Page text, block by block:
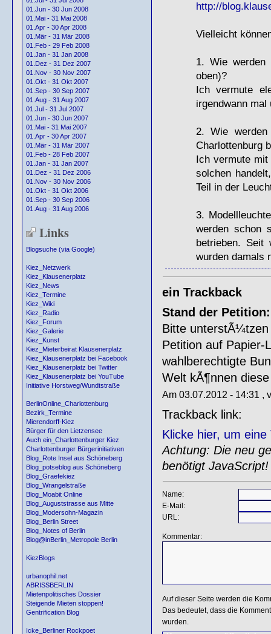
01.Jun - 30 Jun 2008
01.Mai - 31 Mai 2008
01.Apr - 30 Apr 2008
01.Mär - 31 Mär 2008
01.Feb - 29 Feb 2008
01.Jan - 31 Jan 2008
01.Dez - 31 Dez 2007
01.Nov - 30 Nov 2007
01.Okt - 31 Okt 2007
01.Sep - 30 Sep 2007
01.Aug - 31 Aug 2007
01.Jul - 31 Jul 2007
01.Jun - 30 Jun 2007
01.Mai - 31 Mai 2007
01.Apr - 30 Apr 2007
01.Mär - 31 Mär 2007
01.Feb - 28 Feb 2007
01.Jan - 31 Jan 2007
01.Dez - 31 Dez 2006
01.Nov - 30 Nov 2006
01.Okt - 31 Okt 2006
01.Sep - 30 Sep 2006
01.Aug - 31 Aug 2006
Links
Blogsuche (via Google)
Kiez_Netzwerk
Kiez_Klausenerplatz
Kiez_News
Kiez_Termine
Kiez_Wiki
Kiez_Radio
Kiez_Forum
Kiez_Galerie
Kiez_Kunst
Kiez_Mieterbeirat Klausenerplatz
Kiez_Klausenerplatz bei Facebook
Kiez_Klausenerplatz bei Twitter
Kiez_Klausenerplatz bei YouTube
Initiative Horstweg/Wundtstraße
BerlinOnline_Charlottenburg
Bezirk_Termine
Mierendorff-Kiez
Bürger für den Lietzensee
Auch ein_Charlottenburger Kiez
Charlottenburger Bürgerinitiativen
Blog_Rote Insel aus Schöneberg
Blog_potseblog aus Schöneberg
Blog_Graefekiez
Blog_Wrangelstraße
Blog_Moabit Online
Blog_Auguststrasse aus Mitte
Blog_Modersohn-Magazin
Blog_Berlin Street
Blog_Notes of Berlin
Blog@inBerlin_Metropole Berlin
KiezBlogs
urbanophil.net
ABRISSBERLIN
Mietenpolitisches Dossier
Steigende Mieten stoppen!
Gentrification Blog
Icke_Berliner Rockpoet
http://
Vielleicht
1. Wie werden
oben)?
Ich vermute
irgendwann mal
2. Wie
Charlottenburg
Ich vermute
solchen
Teil in der
3.
werden schon
betrieben.
wurden damals
ein Trackback
Stand der Petition:
Bitte
Petition auf
wahlberechtigte
Welt kÃ¶nnen
Am 03.07.2012 - 14:31 ,
Trackback link:
Klicke hier, um
Achtung: Die neu
benötigt JavaScript!
Name:
E-Mail:
URL:
Kommentar:
Auf dieser Seite werden die
Das bedeutet, dass die
wurden.